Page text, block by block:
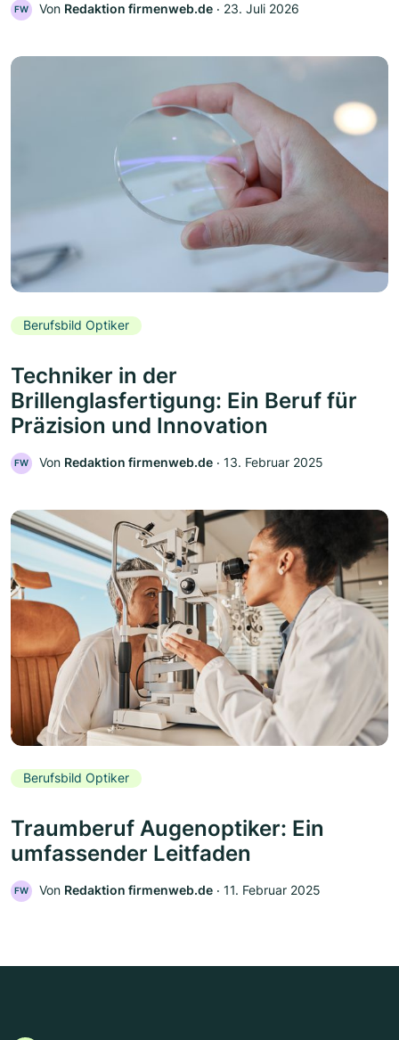
FW Von Redaktion firmenweb.de ‧ 23. Juli 2026
Berufsbild Optiker
Techniker in der
Brillenglasfertigung: Ein Beruf für
Präzision und Innovation
FW Von Redaktion firmenweb.de ‧ 13. Februar 2025
Berufsbild Optiker
Traumberuf Augenoptiker: Ein
umfassender Leitfaden
FW Von Redaktion firmenweb.de ‧ 11. Februar 2025